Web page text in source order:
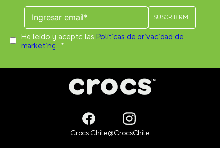
He leído y acepto las Políticas de privacidad de
marketing *